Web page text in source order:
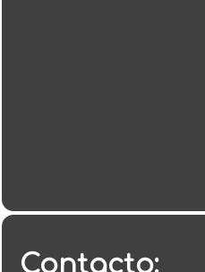
Contacto: